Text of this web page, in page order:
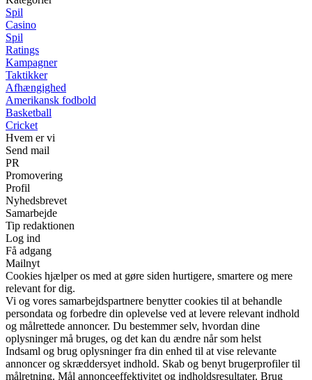
Spil
Casino
Spil
Ratings
Kampagner
Taktikker
Afhængighed
Amerikansk fodbold
Basketball
Cricket
Hvem er vi
Send mail
PR
Promovering
Profil
Nyhedsbrevet
Samarbejde
Tip redaktionen
Log ind
Få adgang
Mailnyt
Cookies hjælper os med at gøre siden hurtigere, smartere og mere
relevant for dig.
Vi og vores samarbejdspartnere benytter cookies til at behandle
persondata og forbedre din oplevelse ved at levere relevant indhold
og målrettede annoncer. Du bestemmer selv, hvordan dine
oplysninger må bruges, og det kan du ændre når som helst
Indsaml og brug oplysninger fra din enhed til at vise relevante
annoncer og skræddersyet indhold. Skab og benyt brugerprofiler til
målretning. Mål annonceeffektivitet og indholdsresultater. Brug